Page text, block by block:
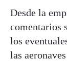
Desde la
comentarios
los
las